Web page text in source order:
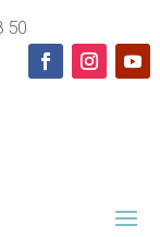
50